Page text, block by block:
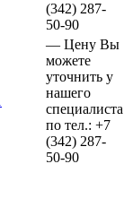
(342) 287-
50-90
— Цену Вы
можете
уточнить у
нашего
специалиста
по тел.: +7
(342) 287-
50-90